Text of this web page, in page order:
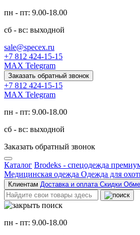
пн - пт: 9.00-18.00
сб - вс: выходной
sale@specex.ru
+7 812 424-15-15
MAX Telegram
Заказать обратный звонок
+7 812 424-15-15
MAX Telegram
пн - пт: 9.00-18.00
сб - вс: выходной
Заказать обратный звонок
Каталог Brodeks - спецодежда
Медицинская одежда Одежда для
Клиентам Доставка и оплата Скидки
пн - пт: 9.00-18.00